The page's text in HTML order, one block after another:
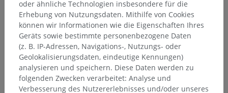
Referenzen
This definition incorporates text from a public domain edition of Gray's
Anatomy (20th U.S. edition of Gray's Anatomy of the Human Body,
published in 1918 – from http://www.bartleby.com/107/).
oder ähnliche Technologien insbesondere für die
Erhebung von Nutzungsdaten. Mithilfe von Cookies
können wir Informationen wie die Eigenschaften Ihres
Geräts sowie bestimmte personenbezogene Daten
(z. B. IP-Adressen, Navigations-, Nutzungs- oder
Geolokalisierungsdaten, eindeutige Kennungen)
analysieren und speichern. Diese Daten werden zu
folgenden Zwecken verarbeitet: Analyse und
Verbesserung des Nutzererlebnisses und/oder unseres